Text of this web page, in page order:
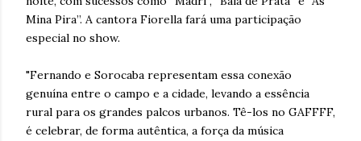
Mina Pira”. A cantora Fiorella fará uma participação
especial no show.
"Fernando e Sorocaba representam essa conexão
genuína entre o campo e a cidade, levando a essência
rural para os grandes palcos urbanos. Tê-los no GAFFFF,
é celebrar, de forma autêntica, a força da música